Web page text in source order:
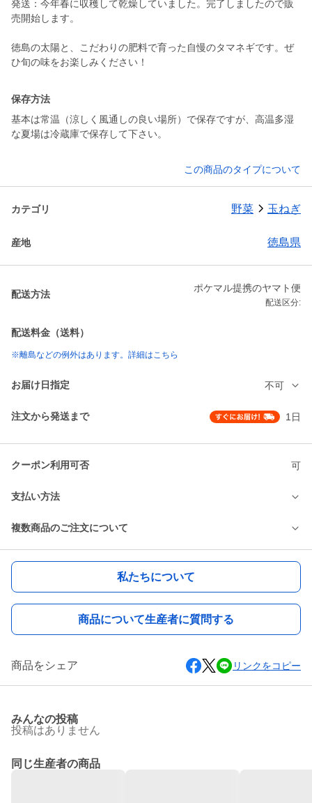
発送：今年春に収穫して乾燥していました。完了しましたので販
売開始します。
徳島の太陽と、こだわりの肥料で育った自慢のタマネギです。ぜ
保存方法
基本は常温（涼しく風通しの良い場所）で保存ですが、高温多湿
な夏場は冷蔵庫で保存して下さい。
この商品のタイプについて
カテゴリ 野菜 玉ねぎ
産地 徳島県
配送方法
ポケマル提携のヤマト便
配送区分:
配送料金（送料）
※離島などの例外はあります。詳細はこちら
お届け日指定 不可
注文から発送まで 1日
クーポン利用可否 可
支払い方法
複数商品のご注文について
私たちについて
商品について生産者に質問する
商品をシェア リンクをコピー
みんなの投稿
投稿はありません
同じ生産者の商品